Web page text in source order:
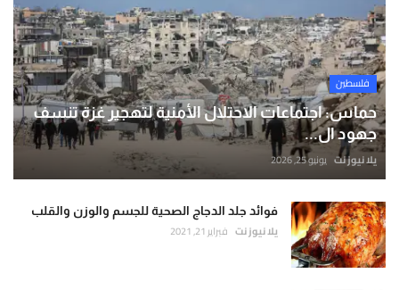
فلسطين
حماس: اجتماعات الاحتلال الأمنية لتهجير غزة تنسف
جهود ال...
يلا نيوز نت يونيو 25, 2026
فوائد جلد الدجاج الصحية للجسم والوزن والقلب
يلا نيوز نت فبراير 21, 2021